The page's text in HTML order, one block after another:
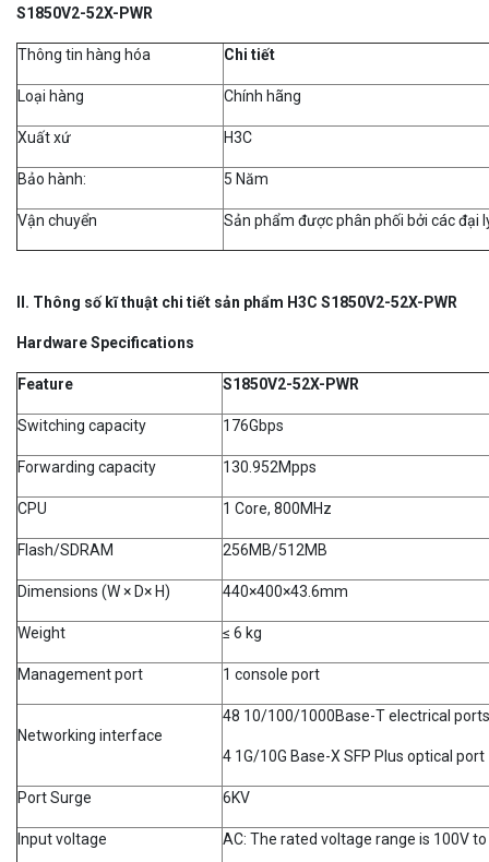
S1850V2-52X-PWR
Thông tin hàng hóa Chi tiết
Loại hàng Chính hãng
Xuất xứ H3C
Bảo hành: 5 Năm
Vận chuyển Sản phẩm được phân phối bởi các đại
II. Thông số kĩ thuật chi tiết sản phẩm H3C S1850V2-52X-PWR
Hardware Specifications
Feature S1850V2-52X-PWR
Switching capacity 176Gbps
Forwarding capacity 130.952Mpps
CPU 1 Core, 800MHz
Flash/SDRAM 256MB/512MB
Dimensions (W × D× H) 440×400×43.6mm
Weight ≤ 6 kg
Management port 1 console port
Networking interface
48 10/100/1000Base-T electrical ports
4 1G/10G Base-X SFP Plus optical port
Port Surge 6KV
Input voltage AC: The rated voltage range is 100V